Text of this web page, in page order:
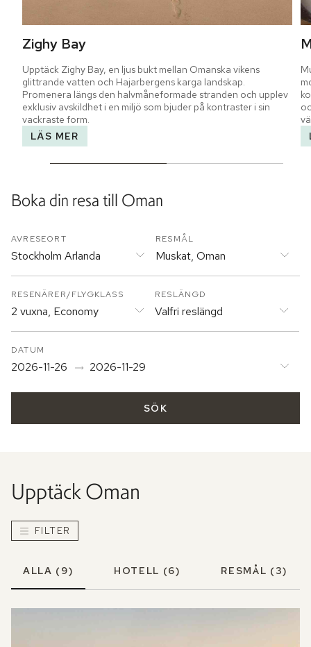
Zighy Bay
Upptäck Zighy Bay, en ljus bukt mellan Omanska vikens
glittrande vatten och Hajarbergens karga landskap.
Promenera längs den halvmåneformade stranden och upplev
exklusiv avskildhet i en miljö som bjuder på kontraster i sin
vackraste form.
LÄS MER
Boka din resa till Oman
AVRESEORT
Stockholm Arlanda
RESMÅL
Muskat, Oman
RESLÄNGD
Valfri reslängd
DATUM
2026-11-26 2026-11-29
RESENÄRER/FLYGKLASS
2 vuxna, Economy
SÖK
UpptäckOman
FILTER
ALLA (9) HOTELL (6) RESMÅL (3)